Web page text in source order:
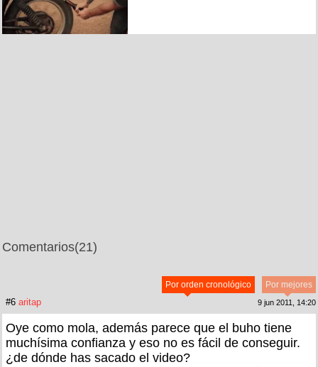
Comentarios(21)
Por mejores
Por orden cronológico
#6 aritap 9 jun 2011, 14:20
Oye como mola, además parece que el buho tiene
muchísima confianza y eso no es fácil de conseguir.
¿de dónde has sacado el video?